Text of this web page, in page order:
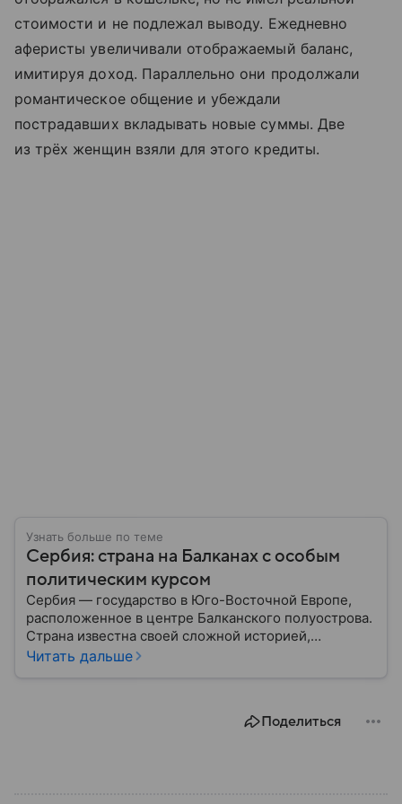
стоимости и не подлежал выводу. Ежедневно
аферисты увеличивали отображаемый баланс,
имитируя доход. Параллельно они продолжали
романтическое общение и убеждали
пострадавших вкладывать новые суммы. Две
из трёх женщин взяли для этого кредиты.
Узнать больше по теме
Сербия: страна на Балканах с особым
политическим курсом
Сербия — государство в Юго-Восточной Европе,
расположенное в центре Балканского полуострова.
Страна известна своей сложной историей,
культурным наследием и особым
Читать дальше
Поделиться